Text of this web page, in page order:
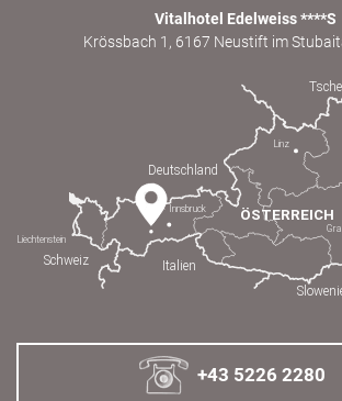
Vitalhotel Edelweiss ****S
Krössbach 1, 6167 Neustift im
+43 5226 2280